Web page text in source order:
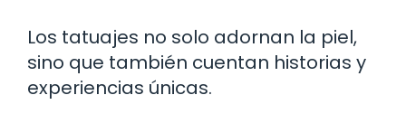
Los tatuajes no solo adornan la piel,
sino que también cuentan historias y
experiencias únicas.